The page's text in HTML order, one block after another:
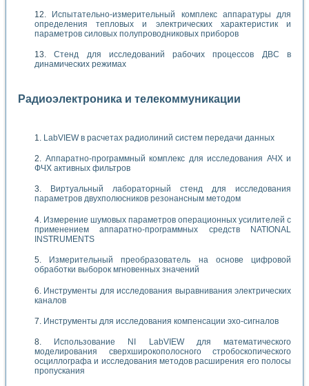
Испытательно-измерительный комплекс аппаратуры для
определения тепловых и электрических характеристик и
параметров силовых полупроводниковых приборов
Стенд для исследований рабочих процессов ДВС в
динамических режимах
Радиоэлектроника и телекоммуникации
LabVIEW в расчетах радиолиний систем передачи данных
Аппаратно-программный комплекс для исследования АЧХ и
ФЧХ активных фильтров
Виртуальный лабораторный стенд для исследования
параметров двухполюсников резонансным методом
Измерение шумовых параметров операционных усилителей с
применением аппаратно-программных средств NATIONAL
INSTRUMENTS
Измерительный преобразователь на основе цифровой
обработки выборок мгновенных значений
Инструменты для исследования выравнивания электрических
каналов
Инструменты для исследования компенсации эхо-сигналов
Использование NI LabVIEW для математического
моделирования сверхширокополосного стробоскопического
осциллографа и исследования методов расширения его полосы
пропускания